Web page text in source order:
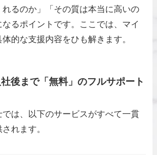
るのか」「その質は本当に高いの
るポイントです。ここでは、マイ
的な支援内容をひも解きます。
後まで「無料」のフルサポート
は、以下のサービスがすべて一貫
れます。